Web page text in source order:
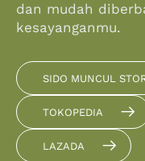
dan mudah
kesayanganmu.
SIDO MUNCUL
TOKOPEDIA
LAZADA